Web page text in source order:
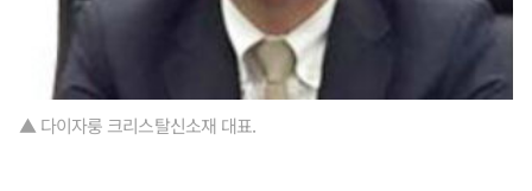
▲ 다이자룽 크리스탈신소재 대표.